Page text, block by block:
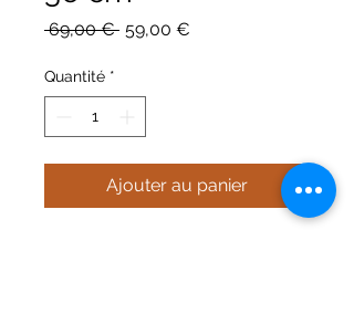
69,00 € Prix
59,00 €
Quantité *
Ajouter au panier